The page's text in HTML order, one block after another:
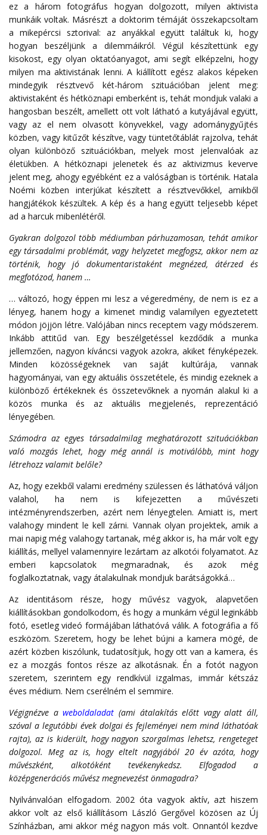
ez a három fotográfus hogyan dolgozott, milyen aktivista
munkáik voltak. Másrészt a doktorim témáját összekapcsoltam
a mikepércsi sztorival: az anyákkal együtt találtuk ki, hogy
hogyan beszéljünk a dilemmáikról. Végül készítettünk egy
kisokost, egy olyan oktatóanyagot, ami segít elképzelni, hogy
milyen ma aktivistának lenni. A kiállított egész alakos képeken
mindegyik résztvevő két-három szituációban jelent meg:
aktivistaként és hétköznapi emberként is, tehát mondjuk valaki a
hangosban beszélt, amellett ott volt látható a kutyájával együtt,
vagy az el nem olvasott könyvekkel, vagy adománygyűjtés
közben, vagy kitűzőt készítve, vagy tüntetőtáblát rajzolva, tehát
olyan különböző szituációkban, melyek most jelenvalóak az
életükben. A hétköznapi jelenetek és az aktivizmus keverve
jelent meg, ahogy egyébként ez a valóságban is történik. Hatala
Noémi közben interjúkat készített a résztvevőkkel, amikből
hangjátékok készültek. A kép és a hang együtt teljesebb képet
ad a harcuk mibenlétéről.
Gyakran dolgozol több médiumban párhuzamosan, tehát amikor
egy társadalmi problémát, vagy helyzetet megfogsz, akkor nem az
történik, hogy jó dokumentaristaként megnézed, átérzed és
megfotózod, hanem …
… változó, hogy éppen mi lesz a végeredmény, de nem is ez a
lényeg, hanem hogy a kimenet mindig valamilyen egyeztetett
módon jöjjön létre. Valójában nincs receptem vagy módszerem.
Inkább attitűd van. Egy beszélgetéssel kezdődik a munka
jellemzően, nagyon kíváncsi vagyok azokra, akiket fényképezek.
Minden közösségeknek van saját kultúrája, vannak
hagyományai, van egy aktuális összetétele, és mindig ezeknek a
különböző értékeknek és összetevőknek a nyomán alakul ki a
közös munka és az aktuális megjelenés, reprezentáció
lényegében.
Számodra az egyes társadalmilag meghatározott szituációkban
való mozgás lehet, hogy még annál is motiválóbb, mint hogy
létrehozz valamit belőle?
Az, hogy ezekből valami eredmény szülessen és láthatóvá váljon
valahol, ha nem is kifejezetten a művészeti
intézményrendszerben, azért nem lényegtelen. Amiatt is, mert
valahogy mindent le kell zárni. Vannak olyan projektek, amik a
mai napig még valahogy tartanak, még akkor is, ha már volt egy
kiállítás, mellyel valamennyire lezártam az alkotói folyamatot. Az
emberi kapcsolatok megmaradnak, és azok még
foglalkoztatnak, vagy átalakulnak mondjuk barátságokká…
Az identitásom része, hogy művész vagyok, alapvetően
kiállításokban gondolkodom, és hogy a munkám végül leginkább
fotó, esetleg videó formájában láthatóvá válik. A fotográfia a fő
eszközöm. Szeretem, hogy be lehet bújni a kamera mögé, de
azért közben kiszólunk, tudatosítjuk, hogy ott van a kamera, és
ez a mozgás fontos része az alkotásnak. Én a fotót nagyon
szeretem, szerintem egy rendkívül izgalmas, immár kétszáz
éves médium. Nem cserélném el semmire.
Végignézve aweboldaladat (ami átalakítás előtt vagy alatt áll,
szóval a legutóbbi évek dolgai és fejleményei nem mind láthatóak
rajta), az is kiderült, hogy nagyon szorgalmas lehetsz, rengeteget
dolgozol. Meg az is, hogy eltelt nagyjából 20 év azóta, hogy
művészként, alkotóként tevékenykedsz. Elfogadod a
középgenerációs művész megnevezést önmagadra?
Nyilvánvalóan elfogadom. 2002 óta vagyok aktív, azt hiszem
akkor volt az első kiállításom László Gergővel közösen az Új
Színházban, ami akkor még nagyon más volt. Onnantól kezdve